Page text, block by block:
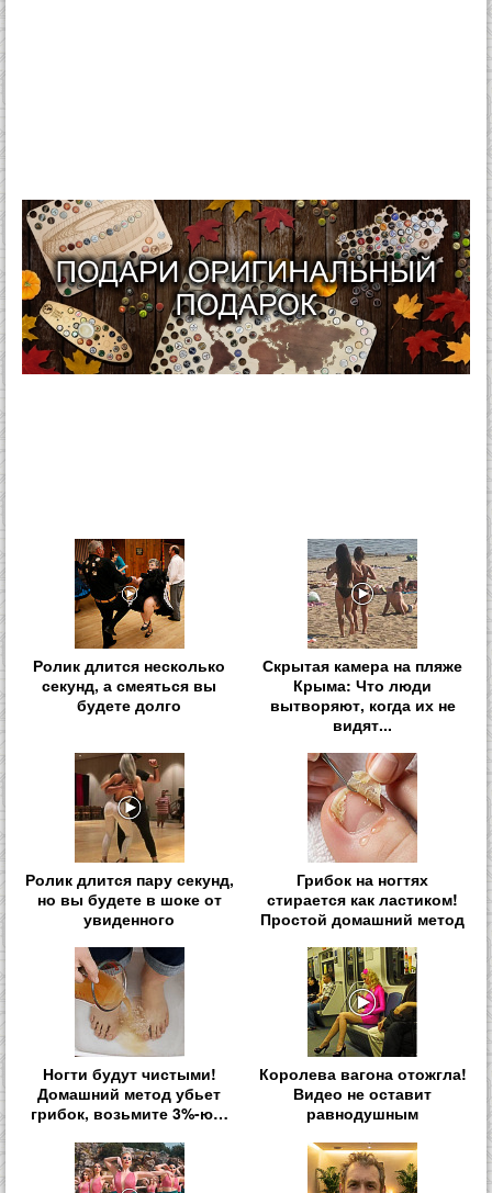
Ролик длится несколько
секунд, а смеяться вы
будете долго
Скрытая камера на пляже
Крыма: Что люди
вытворяют, когда их не
видят...
Ролик длится пару секунд,
но вы будете в шоке от
увиденного
Грибок на ногтях
стирается как ластиком!
Простой домашний метод
Ногти будут чистыми!
Домашний метод убьет
грибок, возьмите 3%-ю…
Королева вагона отожгла!
Видео не оставит
равнодушным